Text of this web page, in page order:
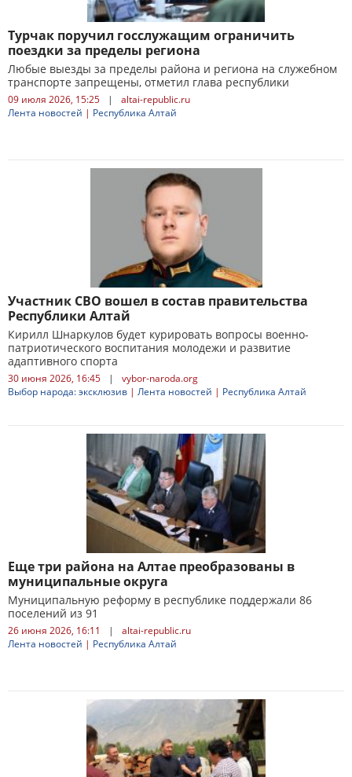
Турчак поручил госслужащим ограничить
поездки за пределы региона
Любые выезды за пределы района и региона на служебном
транспорте запрещены, отметил глава республики
09 июля 2026, 15:25 |
altai-republic.ru
Лента новостей | Республика Алтай
Участник СВО вошел в состав правительства
Республики Алтай
Кирилл Шнаркулов будет курировать вопросы военно-
патриотического воспитания молодежи и развитие
адаптивного спорта
30 июня 2026, 16:45 |
vybor-naroda.org
Выбор народа: эксклюзив | Лента новостей | Республика Алтай
Еще три района на Алтае преобразованы в
муниципальные округа
Муниципальную реформу в республике поддержали 86
поселений из 91
26 июня 2026, 16:11 |
altai-republic.ru
Лента новостей | Республика Алтай